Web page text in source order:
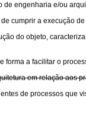
de engenharia e/ou
cumprir a execução
do objeto,
a facilitar o
em relação aos
de processos